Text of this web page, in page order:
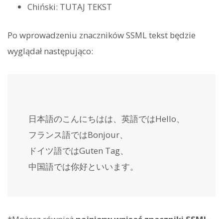
Chiński: TUTAJ TEKST
Po wprowadzeniu znaczników SSML tekst będzie
wyglądał następująco:
日本語のこんにちはは、英語ではHello、
フランス語ではBonjour、
ドイツ語ではGuten Tag、
中国語では你好といいます。